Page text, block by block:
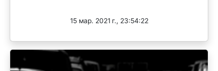
15 мар. 2021 г., 23:54:22